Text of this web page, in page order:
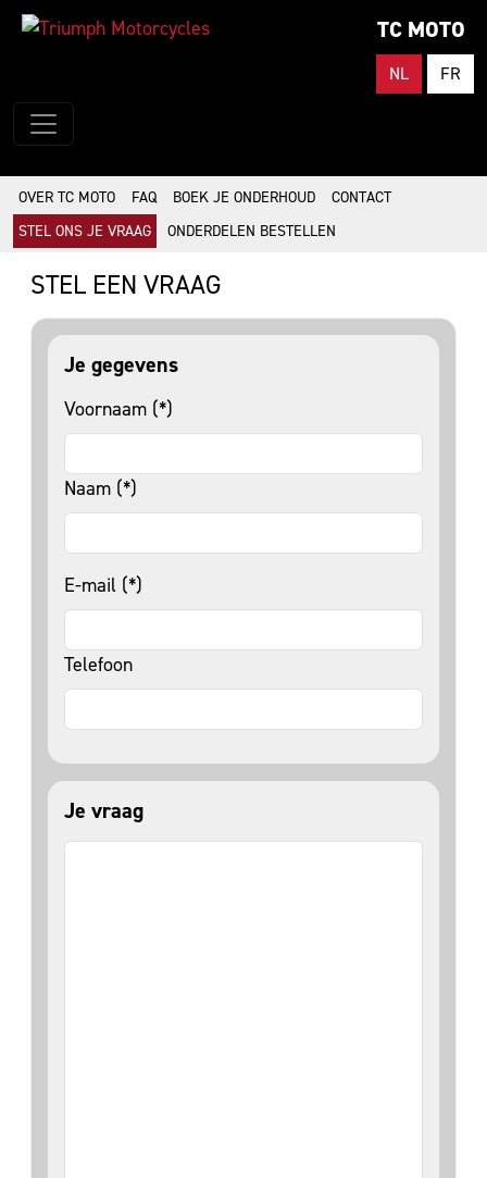
TC MOTO
NL FR
OVER TC MOTO FAQ BOEK JE ONDERHOUD
CONTACT
STEL ONS JE VRAAG
ONDERDELEN BESTELLEN
STEL EEN VRAAG
Je gegevens
Voornaam (*)
Naam (*)
E-mail (*)
Telefoon
Je vraag